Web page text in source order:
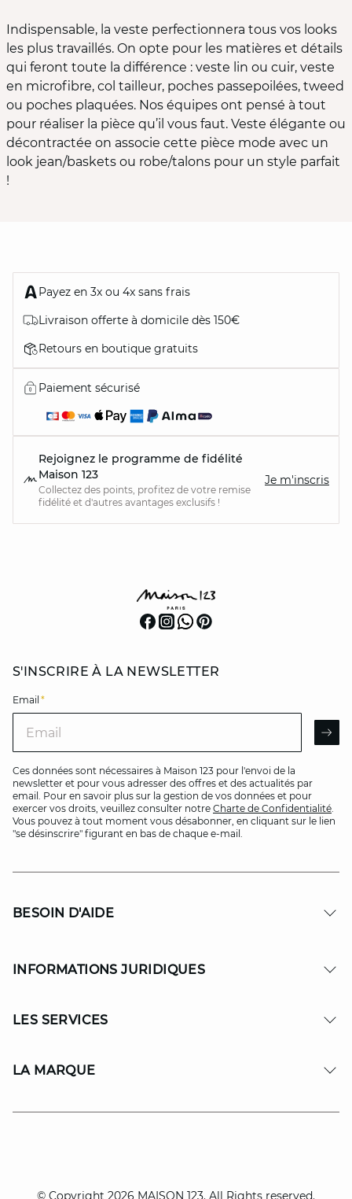
Indispensable, la veste perfectionnera tous vos looks
les plus travaillés. On opte pour les matières et détails
qui feront toute la différence : veste lin ou cuir, veste
en microfibre, col tailleur, poches passepoilées, tweed
ou poches plaquées. Nos équipes ont pensé à tout
pour réaliser la pièce qu’il vous faut. Veste élégante ou
décontractée on associe cette pièce mode avec un
look jean/baskets ou robe/talons pour un style parfait
!
Payez en 3x ou 4x sans frais
Livraison offerte à domicile dès 150€
Retours en boutique gratuits
Paiement sécurisé
Rejoignez le programme de fidélité
Maison 123
Collectez des points, profitez de votre remise
fidélité et d'autres avantages exclusifs !
Je m'inscris
S'INSCRIRE À LA NEWSLETTER
Email *
Ces données sont nécessaires à Maison 123 pour l'envoi de la
newsletter et pour vous adresser des offres et des actualités par
email. Pour en savoir plus sur la gestion de vos données et pour
exercer vos droits, veuillez consulter notre Charte de Confidentialité.
Vous pouvez à tout moment vous désabonner, en cliquant sur le lien
"se désinscrire" figurant en bas de chaque e-mail.
BESOIN D'AIDE
INFORMATIONS JURIDIQUES
LES SERVICES
LA MARQUE
© Copyright 2026 MAISON 123. All Rights reserved.